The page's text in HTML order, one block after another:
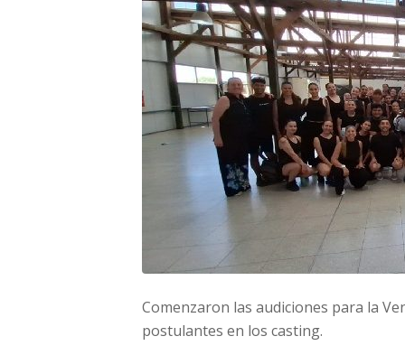
Comenzaron las audiciones para la
postulantes en los casting.